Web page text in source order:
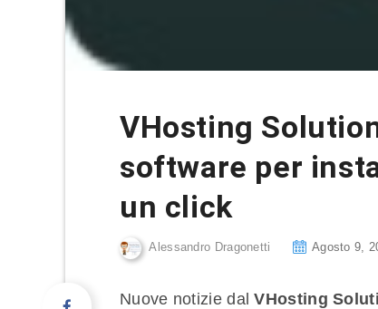
VHosting
software per
un click
Alessandro Dragonetti Agosto 9,
Nuove notizie dalVHosting